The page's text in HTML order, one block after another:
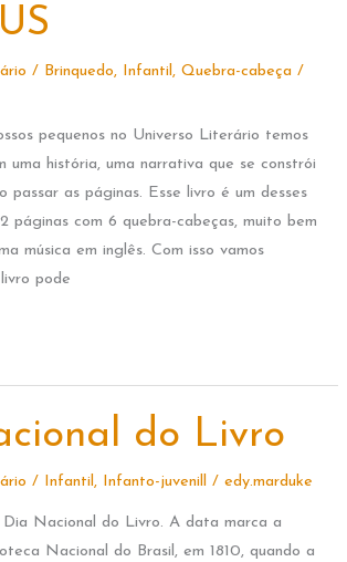
/ Brinquedo, Infantil ,Quebra-cabeça /
pequenos no Universo Literário temos
uma história, uma narrativa que se constrói
passar as páginas. Esse livro é um desses
páginas com 6 quebra-cabeças, muito bem
música em inglês. Com isso vamos
pode
do Livro
/ Infantil , Infanto-juvenill /edy.marduke
Dia Nacional do Livro. A data marca a
Nacional do Brasil, em 1810, quando a